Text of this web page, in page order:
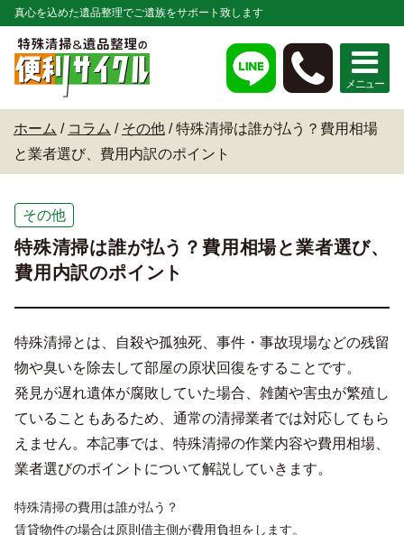
真心を込めた遺品整理でご遺族をサポート致します
ホーム / コラム / その他 /特殊清掃は誰が払う？費用相場
と業者選び、費用内訳のポイント
その他
特殊清掃は誰が払う？費用相場と業者選び、
費用内訳のポイント
特殊清掃とは、自殺や孤独死、事件・事故現場などの残留
物や臭いを除去して部屋の原状回復をすることです。
発見が遅れ遺体が腐敗していた場合、雑菌や害虫が繁殖し
ていることもあるため、通常の清掃業者では対応してもら
えません。本記事では、特殊清掃の作業内容や費用相場、
業者選びのポイントについて解説していきます。
特殊清掃の費用は誰が払う？
賃貸物件の場合は原則借主側が費用負担をします。